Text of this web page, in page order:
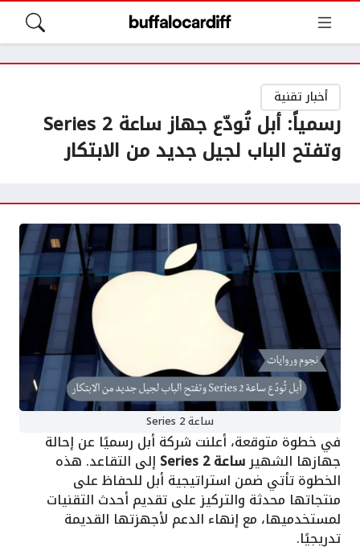
أخبار تقنية
رسمياً: أبل تُودّع جهاز ساعة Series 2
وتفتح الباب لجيل جديد من الابتكار
ساعة Series 2
في خطوة متوقعة، أعلنت شركة أبل رسميًا عن إحالة
جهازها الشهيرساعة Series 2 إلى التقاعد. هذه
الخطوة تأتي ضمن استراتيجية أبل للحفاظ على
منتجاتها محدثة والتركيز على تقديم أحدث التقنيات
لمستخدميها، مع إنهاء الدعم لأجهزتها القديمة
تدريجيًا.